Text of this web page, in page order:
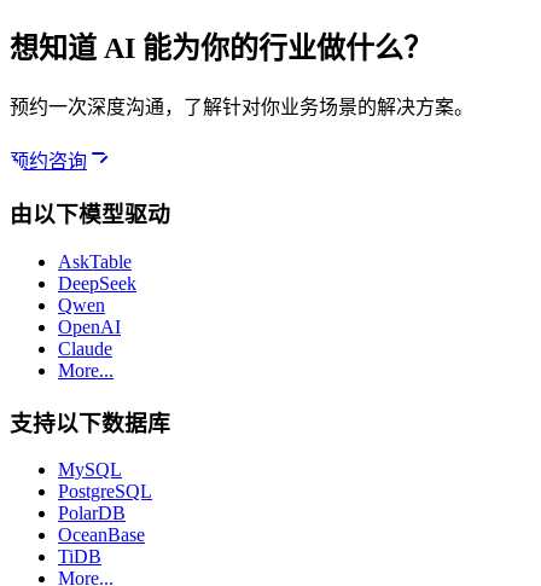
想知道 AI 能为你的行业做什么？
预约一次深度沟通，了解针对你业务场景的解决方案。
预约咨询
由以下模型驱动
AskTable
DeepSeek
Qwen
OpenAI
Claude
More...
支持以下数据库
MySQL
PostgreSQL
PolarDB
OceanBase
TiDB
More...